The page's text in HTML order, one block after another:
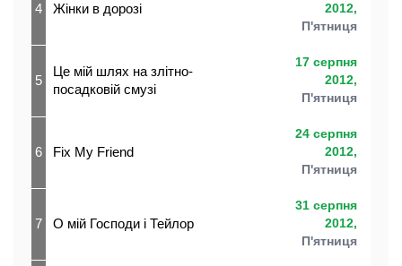
4 Жінки в дорозі
2012,
П'ятниця
5
Це мій шлях на злітно-
посадковій смузі
17 серпня
2012,
П'ятниця
6 Fix My Friend
24 серпня
2012,
П'ятниця
7 О мій Господи і Тейлор
31 серпня
2012,
П'ятниця